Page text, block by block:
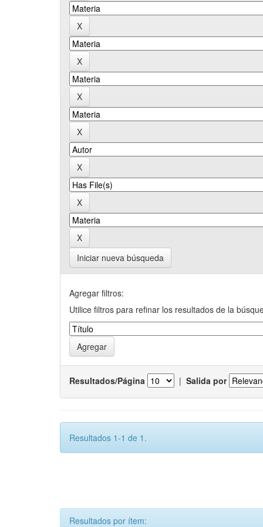
Iniciar nueva búsqueda
Agregar filtros:
Utilice filtros para refinar los resultados de la
Resultados/Página | Salida por
Resultados 1-1 de 1.
Resultados por ítem: